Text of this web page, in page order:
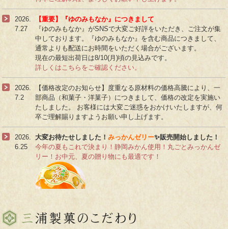
2026.
7.27
【重要】『ゆのみもなか』につきまして
『ゆのみもなか』がSNSで大変ご好評をいただき、ご注文が集
中しております。『ゆのみもなか』を含む商品につきまして、
通常よりも配送にお時間をいただく場合がございます。
現在の最短出荷日は8/10(月)頃の見込みです。
詳しくはこちらをご確認ください。
2026.
7.2
【価格改定のお知らせ】度重なる原材料の価格高騰により、一
部商品（和菓子・洋菓子）につきまして、価格の改定を実施い
たしました。 お客様には大変ご迷惑をおかけいたしますが、何
卒ご理解賜りますようお願い申し上げます。
2026.
6.25
大変お待たせしました！みっかんゼリー✨販売開始しました！
今年の夏もこれで決まり！静岡みかん使用！丸ごとみっかんゼ
リー！お中元、夏の贈り物にも最適です！
2026. 【100周年記念ノベルティプレゼント企画】